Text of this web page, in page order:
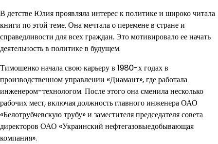
В детстве Юлия проявляла интерес к политике и широко читала
книги по этой теме. Она мечтала о перемене в стране и
справедливости для всех граждан. Это мотивировало ее начать
деятельность в политике в будущем.
Тимошенко начала свою карьеру в 1980-х годах в
производственном управлении «Диамант», где работала
инженером-технологом. После этого она сменила несколько
рабочих мест, включая должность главного инженера ОАО
«Белотрубчевскую трубу» и заместителя председателя совета
директоров ОАО «Украинский нефтегазовыедобывающая
компания».